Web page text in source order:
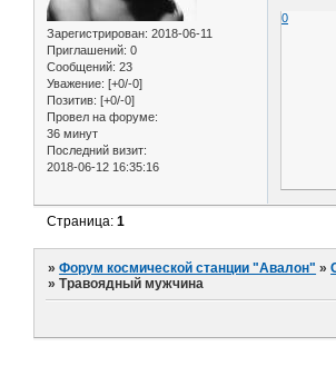
Зарегистрирован: 2018-06-11
Приглашений: 0
Сообщений: 23
Уважение: [+0/-0]
Позитив: [+0/-0]
Провел на форуме:
36 минут
Последний визит:
2018-06-12 16:35:16
0
Страница:1
»Форум космической станции "Авалон" »
»Травоядный мужчина